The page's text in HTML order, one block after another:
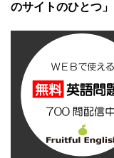
のサイトのひとつ」